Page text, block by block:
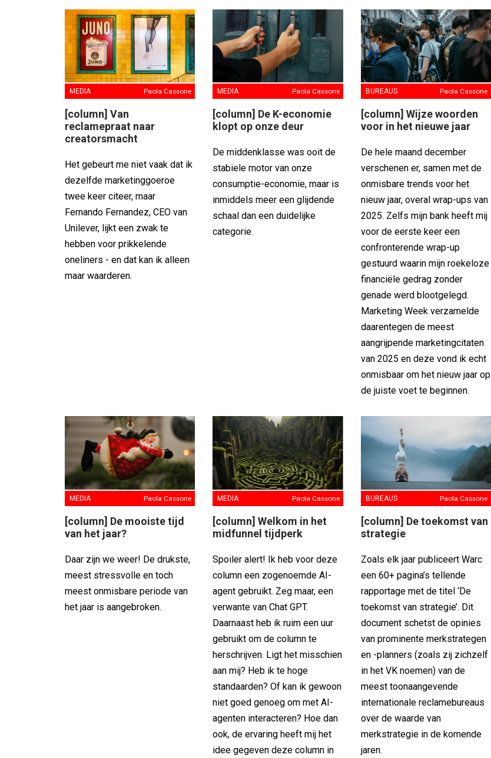
MEDIA Paola Cassone
[column] Van
reclamepraat naar
creatorsmacht
Het gebeurt me niet vaak dat ik
dezelfde marketinggoeroe
twee keer citeer, maar
Fernando Fernandez, CEO van
Unilever, lijkt een zwak te
hebben voor prikkelende
oneliners - en dat kan ik alleen
maar waarderen.
MEDIA Paola Cassone
[column] De K-economie
klopt op onze deur
De middenklasse was ooit de
stabiele motor van onze
consumptie-economie, maar is
inmiddels meer een glijdende
schaal dan een duidelijke
categorie.
BUREAUS Paola Cassone
[column] Wijze woorden
voor in het nieuwe jaar
De hele maand december
verschenen er, samen met de
onmisbare trends voor het
nieuw jaar, overal wrap-ups van
2025. Zelfs mijn bank heeft mij
voor de eerste keer een
confronterende wrap-up
gestuurd waarin mijn roekeloze
financiële gedrag zonder
genade werd blootgelegd.
Marketing Week verzamelde
daarentegen de meest
aangrijpende marketingcitaten
van 2025 en deze vond ik echt
onmisbaar om het nieuw jaar op
de juiste voet te beginnen.
MEDIA Paola Cassone
[column] De mooiste tijd
van het jaar?
Daar zijn we weer! De drukste,
meest stressvolle en toch
meest onmisbare periode van
het jaar is aangebroken.
MEDIA Paola Cassone
[column] Welkom in het
midfunnel tijdperk
Spoiler alert! Ik heb voor deze
column een zogenoemde AI-
agent gebruikt. Zeg maar, een
verwante van Chat GPT.
Daarnaast heb ik ruim een uur
gebruikt om de column te
herschrijven. Ligt het misschien
aan mij? Heb ik te hoge
standaarden? Of kan ik gewoon
niet goed genoeg om met AI-
agenten interacteren? Hoe dan
ook, de ervaring heeft mij het
idee gegeven deze column in
BUREAUS Paola Cassone
[column] De toekomst van
strategie
Zoals elk jaar publiceert Warc
een 60+ pagina’s tellende
rapportage met de titel ‘De
toekomst van strategie’. Dit
document schetst de opinies
van prominente merkstrategen
en -planners (zoals zij zichzelf
in het VK noemen) van de
meest toonaangevende
internationale reclamebureaus
over de waarde van
merkstrategie in de komende
jaren.